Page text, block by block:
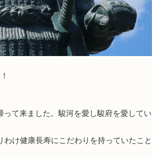
て来ました。駿河を愛し駿府を愛してい
け健康長寿にこだわりを持っていたこと